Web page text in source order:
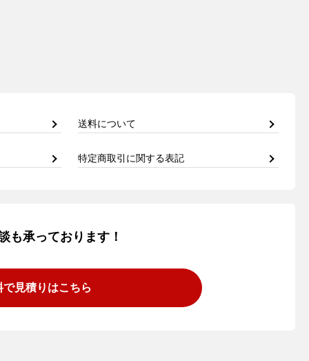
送料について
特定商取引に関する表記
も承っております！
で見積りはこちら